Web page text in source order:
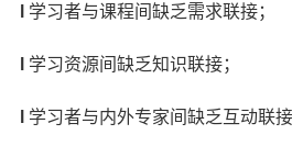
学习者与课程间缺乏需求联接；
学习资源间缺乏知识联接；
学习者与内外专家间缺乏互动联接